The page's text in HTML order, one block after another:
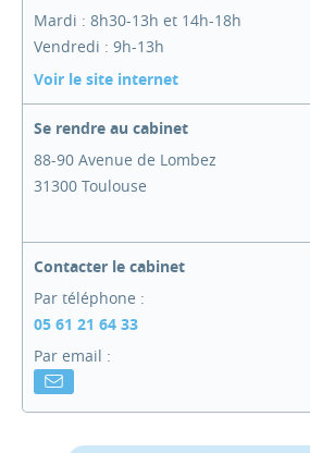
Mardi : 8h30-13h et 14h-18h
Vendredi : 9h-13h
Voir le site internet
Se rendre au cabinet
88-90 Avenue de Lombez
31300 Toulouse
Contacter le cabinet
Par téléphone :
05 61 21 64 33
Par email :